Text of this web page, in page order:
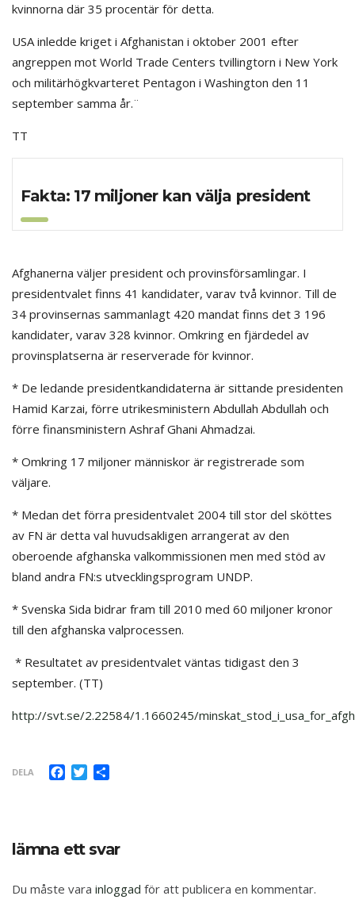
kvinnorna där 35 procentär för detta.
USA inledde kriget i Afghanistan i oktober 2001 efter
angreppen mot World Trade Centers tvillingtorn i New York
och militärhögkvarteret Pentagon i Washington den 11
september samma år.¨
TT
Fakta: 17 miljoner kan välja president
Afghanerna väljer president och provinsförsamlingar. I
presidentvalet finns 41 kandidater, varav två kvinnor. Till de
34 provinsernas sammanlagt 420 mandat finns det 3 196
kandidater, varav 328 kvinnor. Omkring en fjärdedel av
provinsplatserna är reserverade för kvinnor.
* De ledande presidentkandidaterna är sittande presidenten
Hamid Karzai, förre utrikesministern Abdullah Abdullah och
förre finansministern Ashraf Ghani Ahmadzai.
* Omkring 17 miljoner människor är registrerade som
väljare.
* Medan det förra presidentvalet 2004 till stor del sköttes
av FN är detta val huvudsakligen arrangerat av den
oberoende afghanska valkommissionen men med stöd av
bland andra FN:s utvecklingsprogram UNDP.
* Svenska Sida bidrar fram till 2010 med 60 miljoner kronor
till den afghanska valprocessen.
* Resultatet av presidentvalet väntas tidigast den 3
september. (TT)
http://svt.se/2.22584/1.1660245/
DELA Facebook
Twitter
lämna ett svar
Du måste vara inloggad för att publicera en kommentar.